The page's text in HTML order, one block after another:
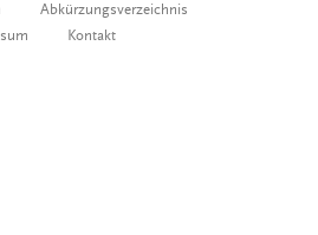
Abkürzungsverzeichnis
Kontakt